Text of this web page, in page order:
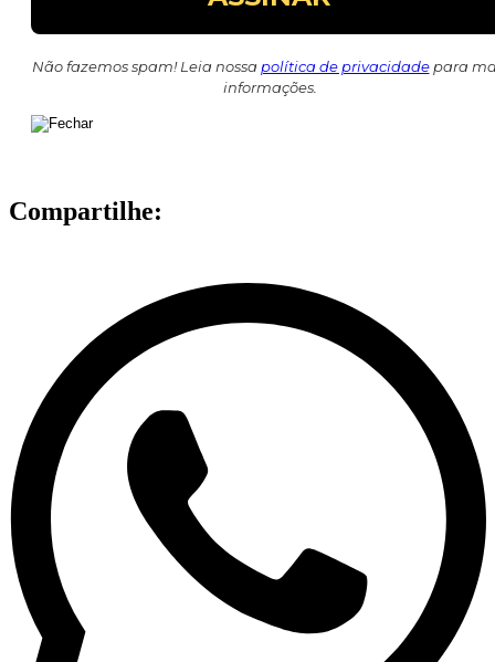
Não fazemos spam! Leia nossapolítica de privacidadepara
informações.
Compartilhe: